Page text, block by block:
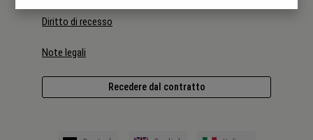
Diritto di recesso
Note legali
Recedere dal contratto